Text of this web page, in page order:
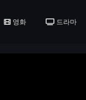
영화 드라마